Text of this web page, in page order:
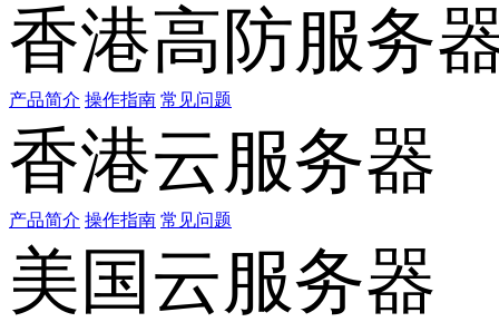
香港高防服务
产品简介 操作指南 常见问题
香港云服务器
产品简介 操作指南 常见问题
美国云服务器